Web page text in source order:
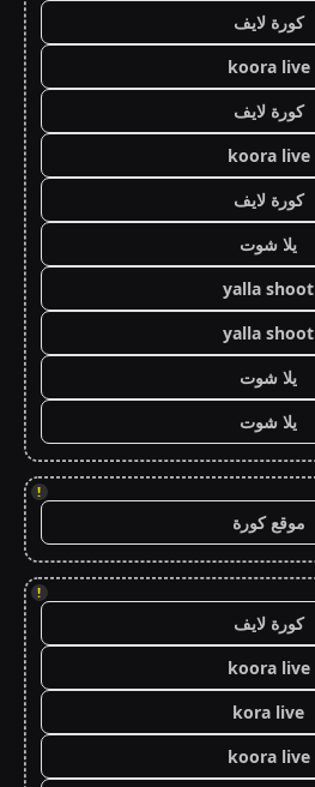
كورة لايف
koora live
كورة لايف
koora live
كورة لايف
يلا شوت
yalla shoot
yalla shoot
يلا شوت
يلا شوت
!
موقع كورة
!
كورة لايف
koora live
kora live
koora live